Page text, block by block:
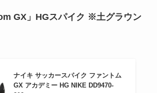
GX」HGスパイク ※土グラウン
ナイキ サッカースパイク ファントム
GX アカデミー HG NIKE DD9470-